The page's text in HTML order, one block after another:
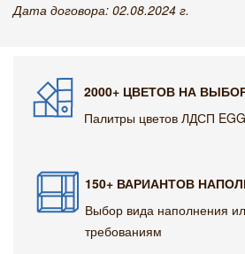
Дата договора: 02.08.2024 г.
2000+ ЦВЕТОВ НА
Палитры цветов ЛДСП
150+ ВАРИАНТОВ
Выбор вида наполнения
требованиям